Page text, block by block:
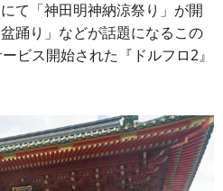
て「神田明神納涼祭り」が開
踊り」などが話題になるこの
ビス開始された『ドルフロ2』